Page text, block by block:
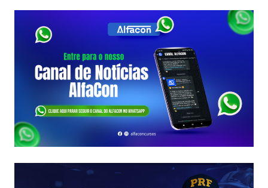
A
DESCUBRA
O
PERFIL
DO
EFETIVO,
LOTAÇÕES
SUA